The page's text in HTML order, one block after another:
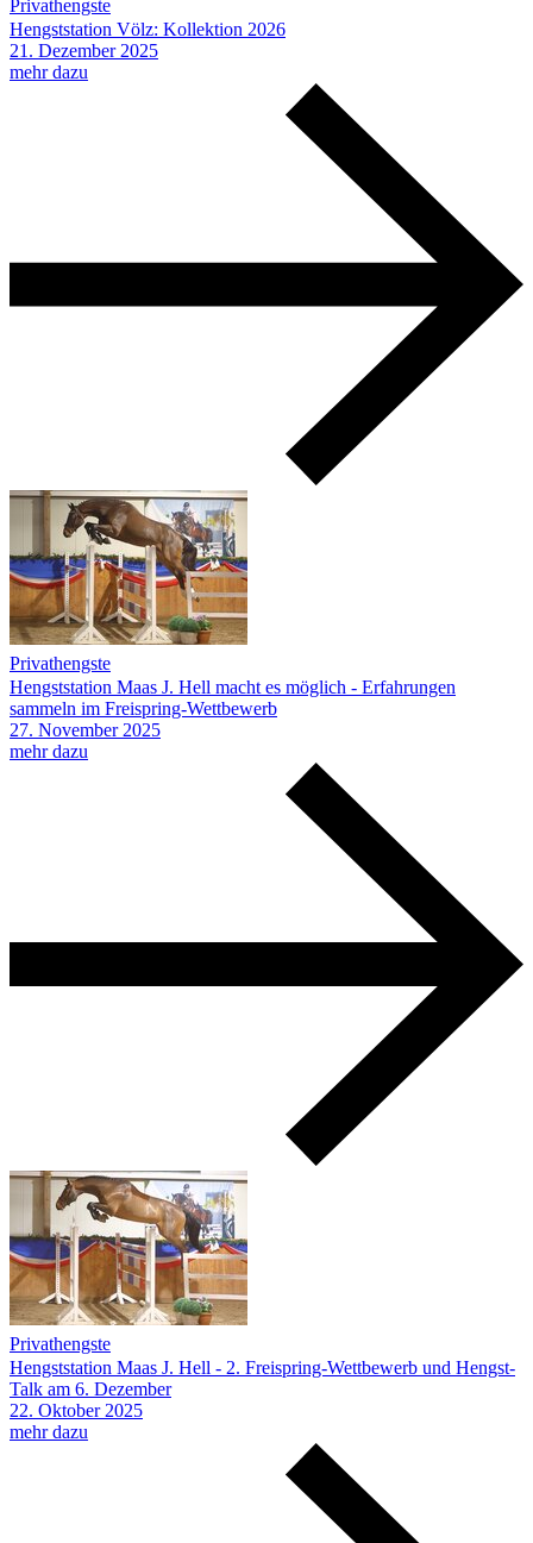
Privathengste
Hengststation Völz: Kollektion 2026
21. Dezember 2025
mehr dazu
Privathengste
Hengststation Maas J. Hell macht es möglich - Erfahrungen
sammeln im Freispring-Wettbewerb
27. November 2025
mehr dazu
Privathengste
Hengststation Maas J. Hell - 2. Freispring-Wettbewerb und Hengst-
Talk am 6. Dezember
22. Oktober 2025
mehr dazu